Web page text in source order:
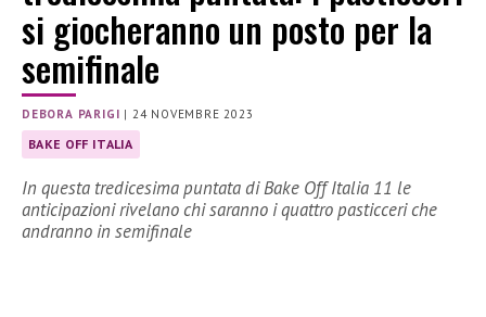
si giocheranno un posto per la
semifinale
DEBORA PARIGI | 24 NOVEMBRE 2023
BAKE OFF ITALIA
In questa tredicesima puntata di Bake Off Italia 11 le
anticipazioni rivelano chi saranno i quattro pasticceri che
andranno in semifinale